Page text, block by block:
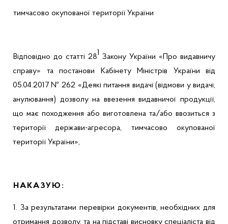
тимчасово окупованої території України
Відповідно до статті 281 Закону України «Про видавничу
справу» та постанови Кабінету Міністрів України від
05.04.2017 № 262 «Деякі питання видачі (відмови у видачі,
анулювання) дозволу на ввезення видавничої продукції,
що має походження або виготовлена та/або ввозиться з
території держави-агресора, тимчасово окупованої
території України»,
НАКАЗУЮ:
1. За результатами перевірки документів, необхідних для
отримання дозволу, та на підставі висновку спеціаліста від